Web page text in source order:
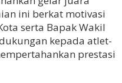
ini berkat motivasi
serta Bapak Wakil
kepada atlet-
prestasi